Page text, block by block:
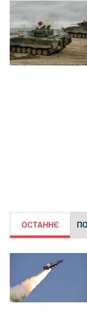
ОСТАННЄ